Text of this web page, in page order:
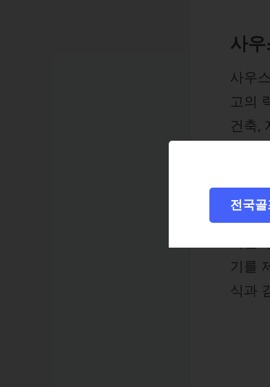
사
사우
고의
건축,
배치
별명
기를
식과